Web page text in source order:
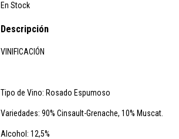
En Stock
Descripción
VINIFICACIÓN
Tipo de Vino: Rosado Espumoso
Variedades: 90% Cinsault-Grenache, 10% Muscat.
Alcohol: 12,5%